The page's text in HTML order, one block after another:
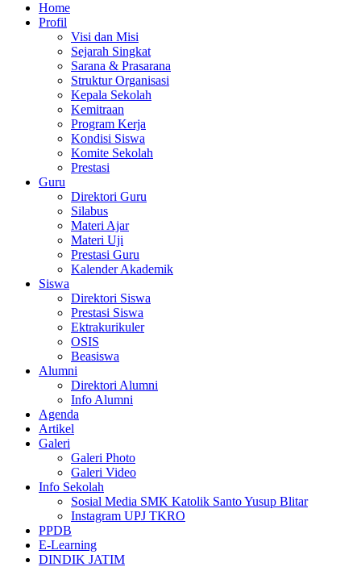
Home
Profil
Visi dan Misi
Sejarah Singkat
Sarana & Prasarana
Struktur Organisasi
Kepala Sekolah
Kemitraan
Program Kerja
Kondisi Siswa
Komite Sekolah
Prestasi
Guru
Direktori Guru
Silabus
Materi Ajar
Materi Uji
Prestasi Guru
Kalender Akademik
Siswa
Direktori Siswa
Prestasi Siswa
Ektrakurikuler
OSIS
Beasiswa
Alumni
Direktori Alumni
Info Alumni
Agenda
Artikel
Galeri
Galeri Photo
Galeri Video
Info Sekolah
Sosial Media SMK Katolik Santo Yusup Blitar
Instagram UPJ TKRO
PPDB
E-Learning
DINDIK JATIM